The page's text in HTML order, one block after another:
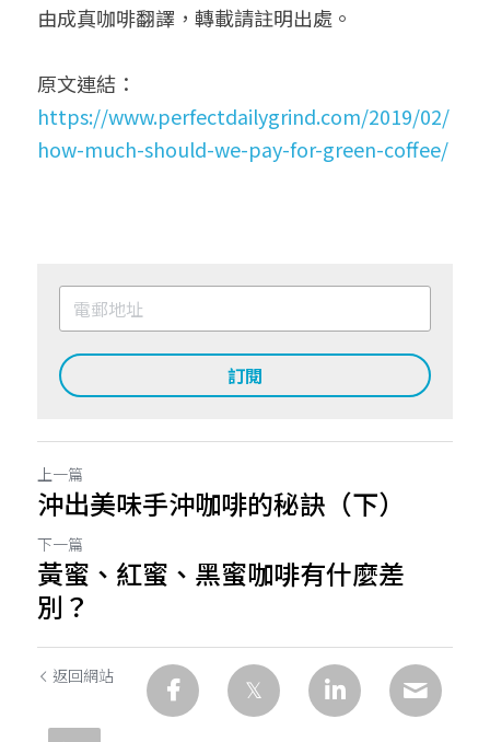
由成真咖啡翻譯，轉載請註明出處。
原文連結：
https://www.perfectdailygrind.com/2019/02/
how-much-should-we-pay-for-green-coffee/
訂閱
上一篇
沖出美味手沖咖啡的秘訣（下）
下一篇
黃蜜、紅蜜、黑蜜咖啡有什麼差
別？
返回網站